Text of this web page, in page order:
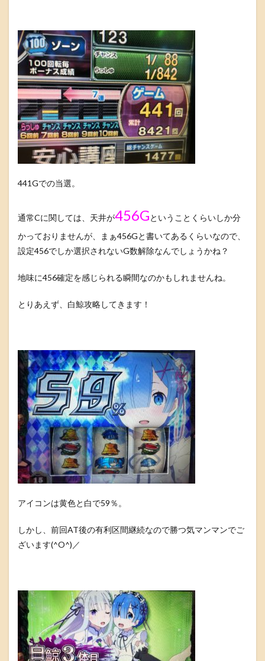
441Gでの当選。
通常Cに関しては、天井が456Gということくらいしか分
かっておりませんが、まぁ456Gと書いてあるくらいなので、
設定456でしか選択されないG数解除なんでしょうかね？
地味に456確定を感じられる瞬間なのかもしれませんね。
とりあえず、白鯨攻略してきます！
アイコンは黄色と白で59％。
しかし、前回AT後の有利区間継続なので勝つ気マンマンでご
ざいます(^O^)／